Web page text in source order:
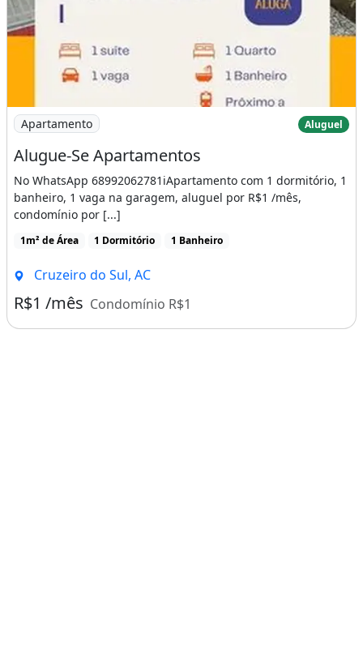
Imagem: Alugue-Se Apartamentos
Apartamento Aluguel
Alugue-Se Apartamentos
No WhatsApp 68992062781iApartamento com 1 dormitório, 1
banheiro, 1 vaga na garagem, aluguel por R$1 /mês,
condomínio por [...]
1m² de Área 1 Dormitório 1 Banheiro
Cruzeiro do Sul, AC
R$1 /mês Condomínio R$1